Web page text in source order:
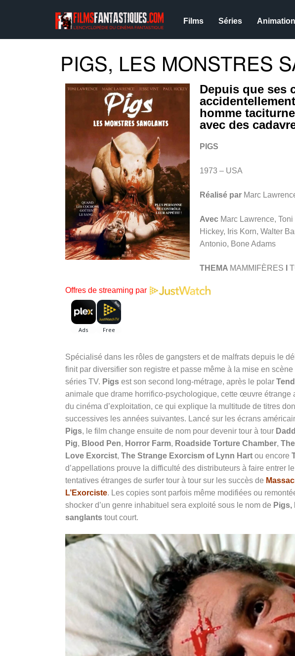
Films Séries Animation
PIGS, LES MONSTRES
Depuis que ses
homme
avec des
PIGS
1973 – USA
Réalisé par Marc
Avec Marc Lawrence, Toni
Hickey, Iris Korn, Walter
Antonio, Bone Adams
THEMA MAMMIFÈRES
Offres de streaming par
Spécialisé dans les rôles de gangsters et de malfrats depuis le
finit par diversifier son registre et passe même à la mise en
séries TV. Pigs est son second long-métrage, après le polar
animale que drame horrifico-psychologique, cette œuvre étrange
du cinéma d’exploitation, ce qui explique la multitude de titres
successives les années suivantes. Lancé sur les écrans
Pigs, le film change ensuite de nom pour devenir tour à tour
Pig, Blood Pen, Horror Farm, Roadside Torture Chamber,
Love Exorcist, The Strange Exorcism of Lynn Hart ou encore
d’appellations prouve la difficulté des distributeurs à faire entrer
tentatives étranges de surfer tour à tour sur les succès de
L’Exorciste. Les copies sont parfois même modifiées ou
shocker d’un genre inhabituel sera exploité sous le nom de
sanglants tout court.